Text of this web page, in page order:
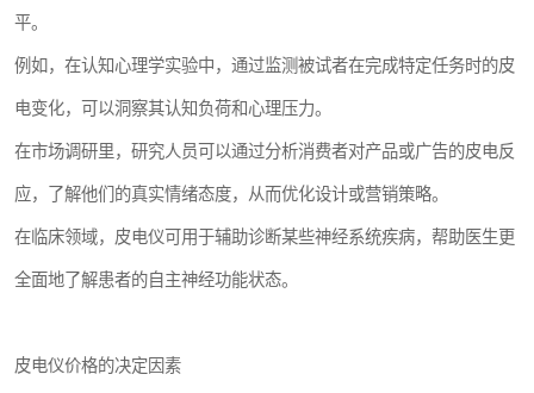
平。
例如，在认知心理学实验中，通过监测被试者在完成特定任务时的皮
电变化，可以洞察其认知负荷和心理压力。
在市场调研里，研究人员可以通过分析消费者对产品或广告的皮电反
应，了解他们的真实情绪态度，从而优化设计或营销策略。
在临床领域，皮电仪可用于辅助诊断某些神经系统疾病，帮助医生更
全面地了解患者的自主神经功能状态。
皮电仪价格的决定因素